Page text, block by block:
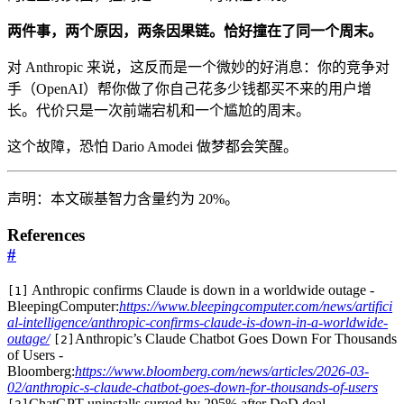
两件事，两个原因，两条因果链。恰好撞在了同一个周末。
对 Anthropic 来说，这反而是一个微妙的好消息：你的竞争对
手（OpenAI）帮你做了你自己花多少钱都买不来的用户增
长。代价只是一次前端宕机和一个尴尬的周末。
这个故障，恐怕 Dario Amodei 做梦都会笑醒。
声明：本文碳基智力含量约为 20%。
References
#
[1] Anthropic confirms Claude is down in a worldwide outage -
BleepingComputer:https://www.bleepingcomputer.com/news/artifici
al-intelligence/anthropic-confirms-claude-is-down-in-a-worldwide-
outage/ [2] Anthropic’s Claude Chatbot Goes Down For Thousands
of Users -
Bloomberg:https://www.bloomberg.com/news/articles/2026-03-
02/anthropic-s-claude-chatbot-goes-down-for-thousands-of-users